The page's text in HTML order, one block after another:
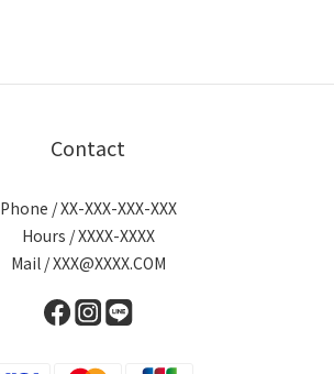
Contact
Phone / XX-XXX-XXX-XXX
Hours / XXXX-XXXX
Mail / XXX@XXXX.COM